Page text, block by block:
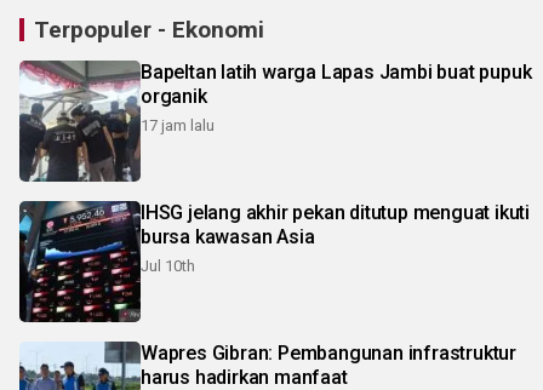
Terpopuler - Ekonomi
Bapeltan latih warga Lapas Jambi buat pupuk
organik
17 jam lalu
IHSG jelang akhir pekan ditutup menguat ikuti
bursa kawasan Asia
Jul 10th
Wapres Gibran: Pembangunan infrastruktur
harus hadirkan manfaat